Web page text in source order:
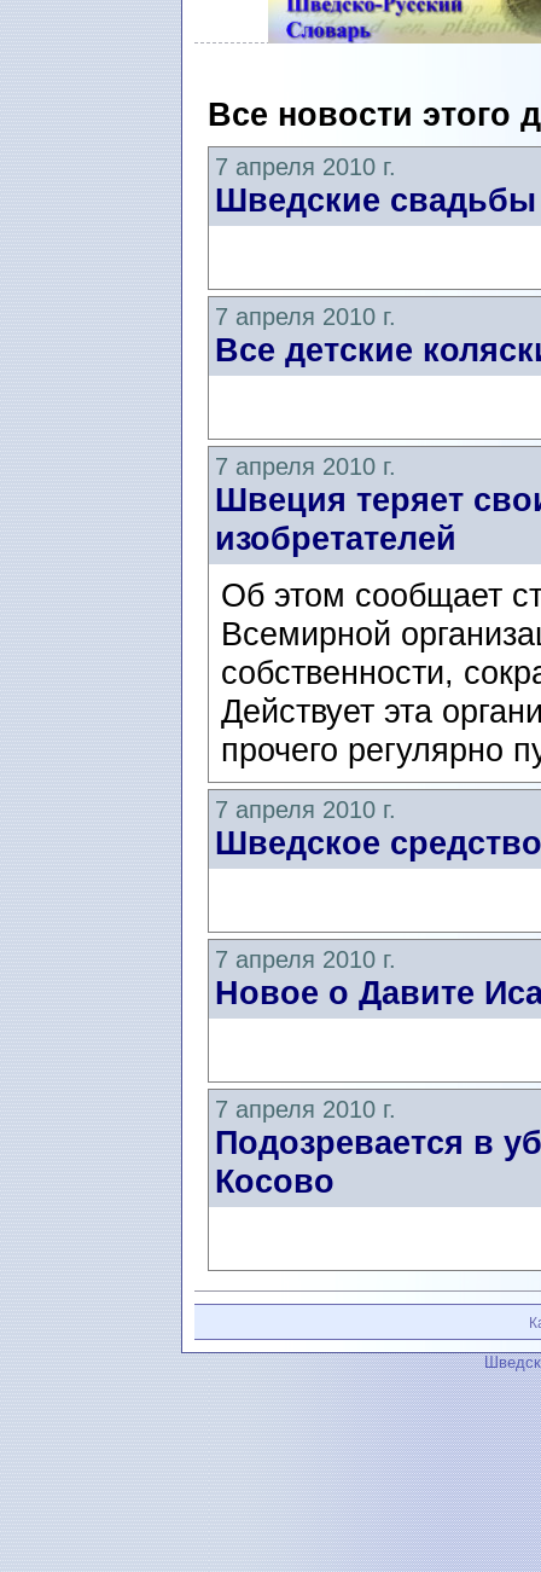
Все новости этого
7 апреля 2010 г.
Шведские свадьбы
7 апреля 2010 г.
Все детские
7 апреля 2010 г.
Швеция теряет
изобретателей
Об этом сообщает
Всемирной
собственности,
Действует эта
прочего регулярно
7 апреля 2010 г.
Шведское
7 апреля 2010 г.
Новое о Давите
7 апреля 2010 г.
Подозревается в
Косово